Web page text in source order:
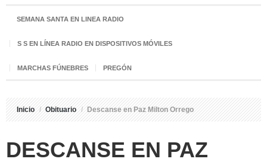
SEMANA SANTA EN LINEA RADIO
S S EN LÍNEA RADIO EN DISPOSITIVOS MÓVILES
MARCHAS FÚNEBRES PREGÓN
Inicio / Obituario / Descanse en Paz Milton Orrego
DESCANSE EN PAZ